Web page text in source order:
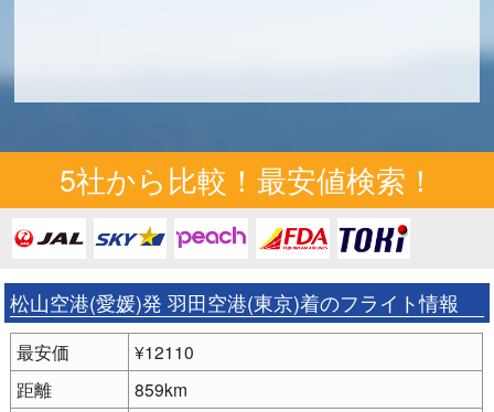
5社から比較！最安値検索！
松山空港(愛媛)発 羽田空港(東京)着のフライト情報
最安価
¥12110
距離
859km